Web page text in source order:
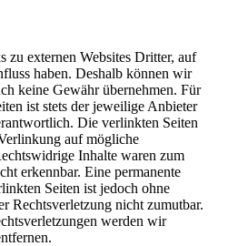
zu externen Websites Dritter, auf
haben. Deshalb können wir
keine Gewähr übernehmen. Für
ist stets der jeweilige Anbieter
Die verlinkten Seiten
auf mögliche
Inhalte waren zum
erkennbar. Eine permanente
Seiten ist jedoch ohne
Rechtsverletzung nicht zumutbar.
werden wir